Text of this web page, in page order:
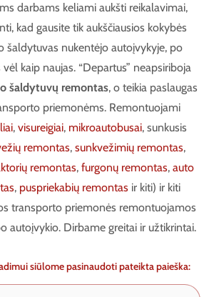
darbams keliami aukšti reikalavimai,
kad gausite tik aukščiausios kokybės
šaldytuvas nukentėjo autoįvykyje, po
kaip naujas. “Departus” neapsiriboja
šaldytuvų remontas, o teikia paslaugas
priemonėms. Remontuojami
, visureigiai, mikroautobusai, sunkusis
remontas, sunkvežimių remontas,
remontas, furgonų remontas, auto
, puspriekabių remontasir kiti) ir kiti
transporto priemonės remontuojamos
autoįvykio. Dirbame greitai ir užtikrintai.
siūlome pasinaudoti pateikta paieška: